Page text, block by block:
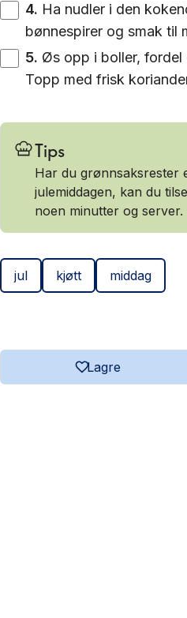
4. Ha nudler i den
bønnespirer og smak til
5. Øs opp i boller, fordel
Topp med frisk
Tips
Har du grønnsaksrester
julemiddagen, kan du
noen minutter og server.
jul kjøtt middag
Lagre